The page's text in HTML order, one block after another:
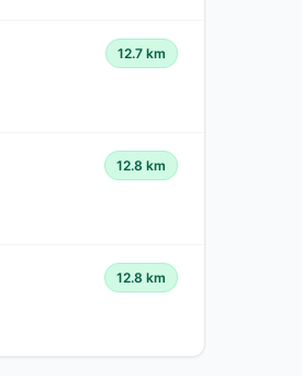
12.7 km
12.8 km
12.8 km